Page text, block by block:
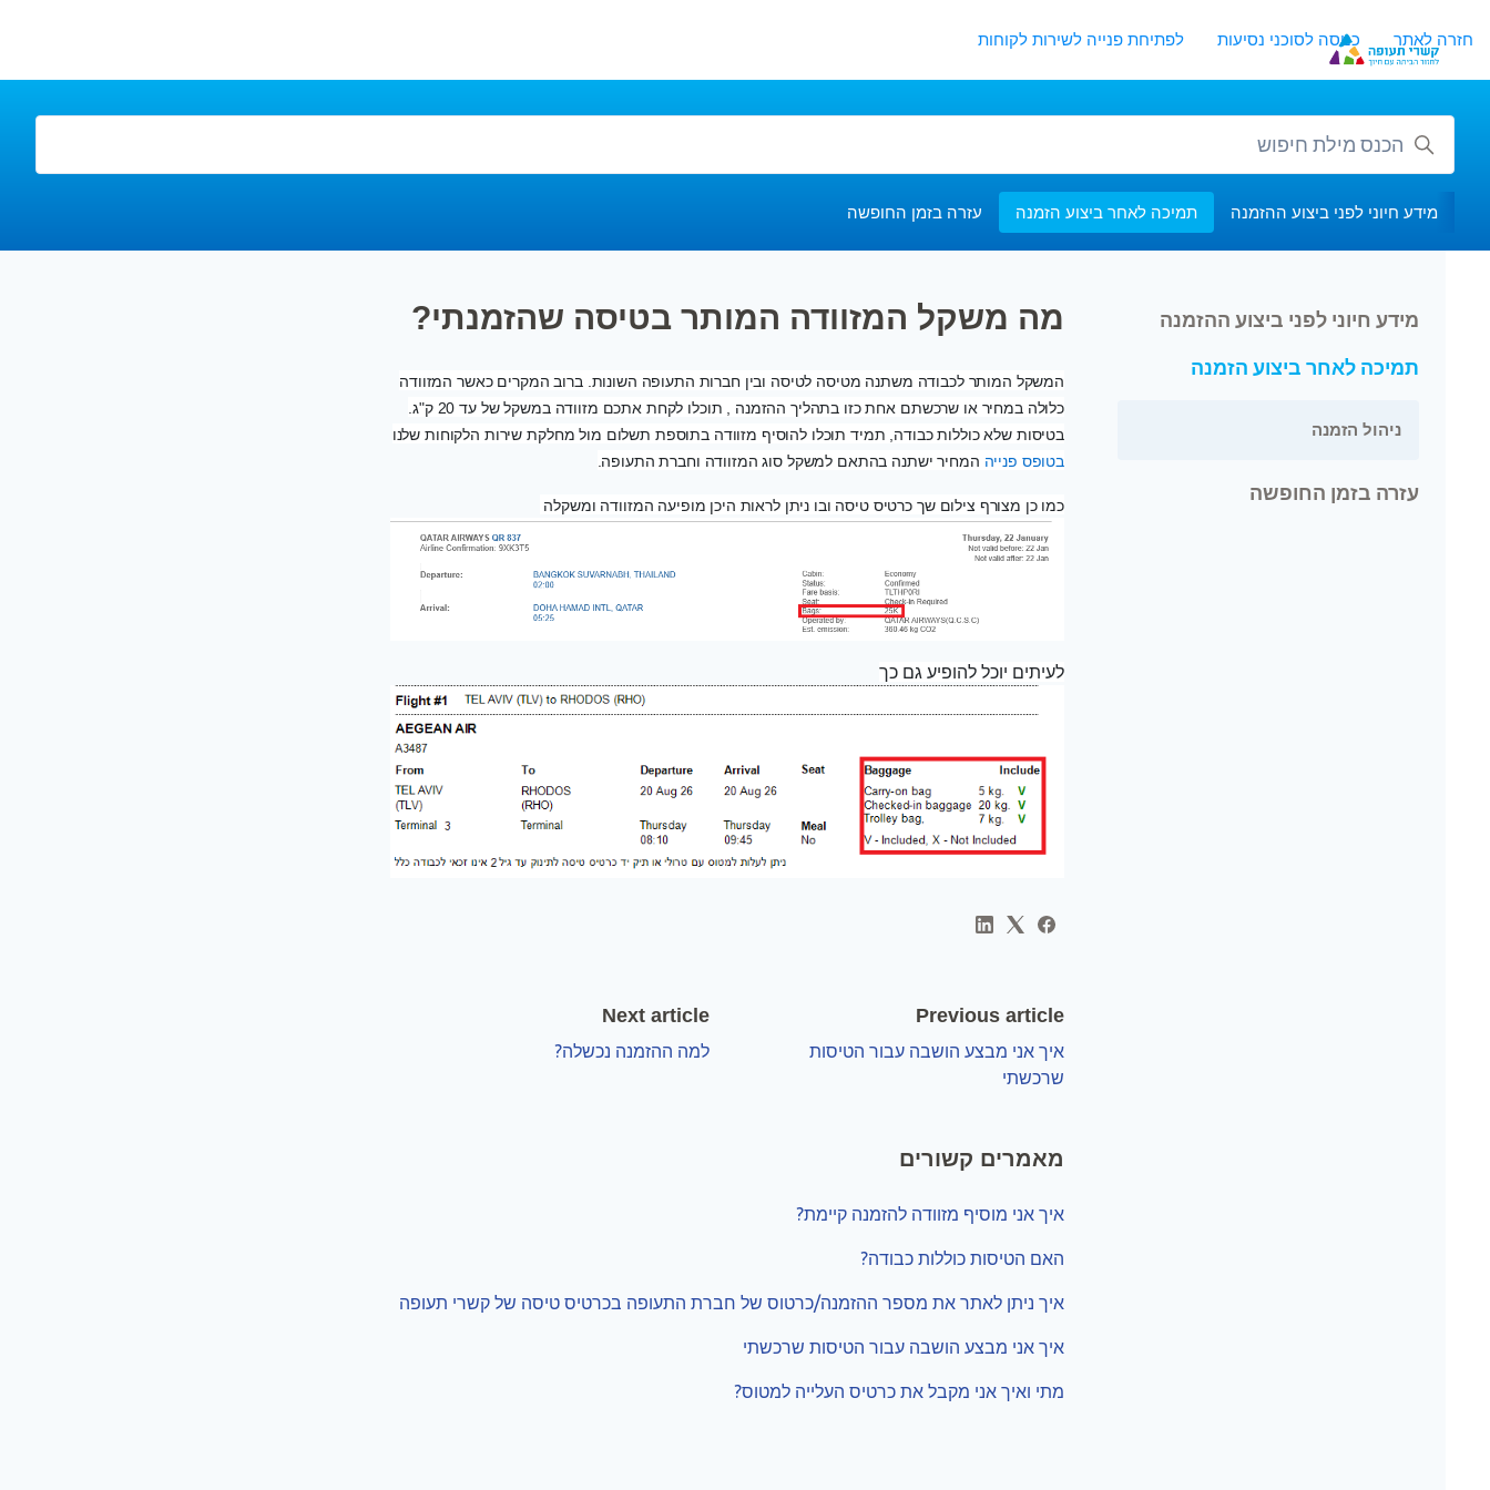
חזרה לאתר כניסה לסוכני נסיעות לפתיחת פנייה לשירות לקוחות
חיפוש
מידע חיוני לפני ביצוע ההזמנה תמיכה לאחר ביצוע הזמנה עזרה בזמן החופשה
מה משקל המזוודה המותר בטיסה שהזמנתי?
המשקל המותר לכבודה משתנה מטיסה לטיסה ובין חברות התעופה השונות. ברוב המקרים כאשר המזוודה
כלולה במחיר או שרכשתם אחת כזו בתהליך ההזמנה , תוכלו לקחת אתכם מזוודה במשקל של עד 20 ק"ג.
בטיסות שלא כוללות כבודה, תמיד תוכלו להוסיף מזוודה בתוספת תשלום מול מחלקת שירות הלקוחות שלנו
בטופס פנייה המחיר ישתנה בהתאם למשקל סוג המזוודה וחברת התעופה.
כמו כן מצורף צילום שך כרטיס טיסה ובו ניתן לראות היכן מופיעה המזוודה ומשקלה
לעיתים יוכל להופיע גם כך
Previous article
איך אני מבצע הושבה עבור הטיסות
שרכשתי
Next article
למה ההזמנה נכשלה?
מאמרים קשורים
איך אני מוסיף מזוודה להזמנה קיימת?
האם הטיסות כוללות כבודה?
איך ניתן לאתר את מספר ההזמנה/כרטוס של חברת התעופה בכרטיס טיסה של קשרי תעופה
איך אני מבצע הושבה עבור הטיסות שרכשתי
מתי ואיך אני מקבל את כרטיס העלייה למטוס?
מידע חיוני לפני ביצוע ההזמנה
תמיכה לאחר ביצוע הזמנה
ניהול הזמנה
עזרה בזמן החופשה